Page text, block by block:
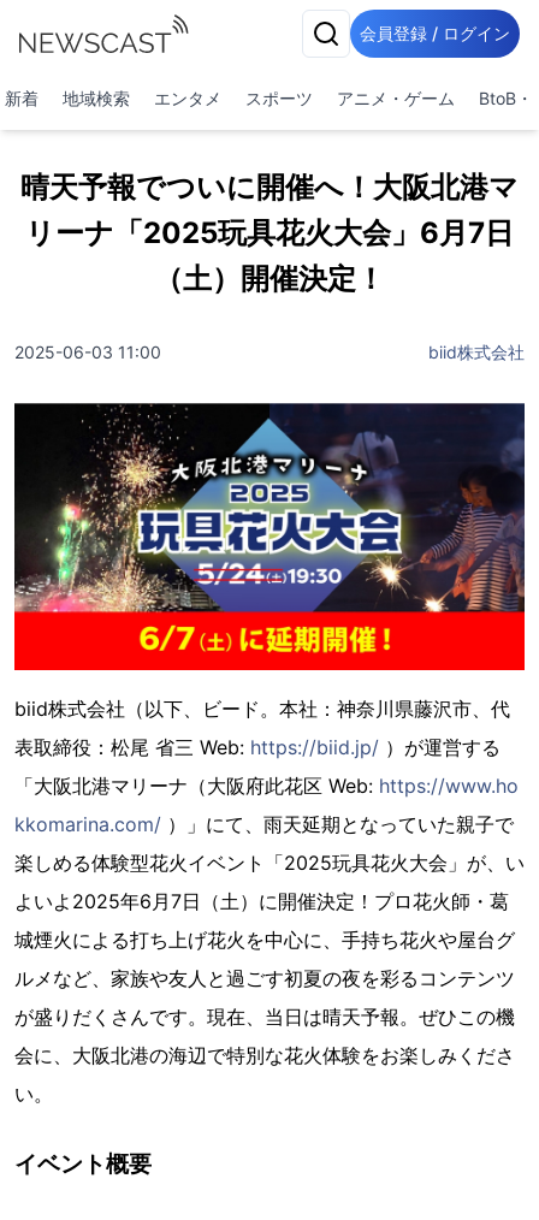
会員登録 / ログイン
新着 地域検索 エンタメ スポーツ アニメ・ゲーム BtoB・
晴天予報でついに開催へ！大阪北港マ
リーナ「2025玩具花火大会」6月7日
（土）開催決定！
2025-06-03 11:00 biid株式会社
biid株式会社（以下、ビード。本社：神奈川県藤沢市、代
表取締役：松尾 省三 Web: https://biid.jp/ ）が運営する
「大阪北港マリーナ（大阪府此花区 Web: https://www.ho
kkomarina.com/ ）」にて、雨天延期となっていた親子で
楽しめる体験型花火イベント「2025玩具花火大会」が、い
よいよ2025年6月7日（土）に開催決定！プロ花火師・葛
城煙火による打ち上げ花火を中心に、手持ち花火や屋台グ
ルメなど、家族や友人と過ごす初夏の夜を彩るコンテンツ
が盛りだくさんです。現在、当日は晴天予報。ぜひこの機
会に、大阪北港の海辺で特別な花火体験をお楽しみくださ
い。
イベント概要